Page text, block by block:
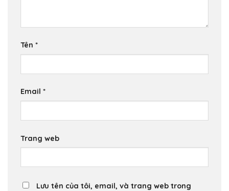
Tên *
Email *
Trang web
Lưu tên của tôi, email, và trang web trong